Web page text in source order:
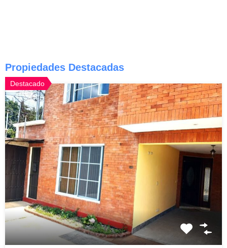
Propiedades Destacadas
Destacado